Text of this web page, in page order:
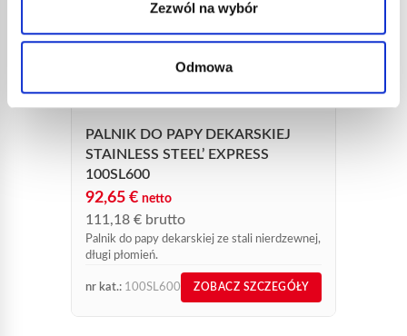
Zezwól na wybór
Odmowa
PALNIK DO PAPY DEKARSKIEJ
STAINLESS STEEL’ EXPRESS
100SL600
92,65 € netto
111,18 € brutto
Palnik do papy dekarskiej ze stali nierdzewnej,
długi płomień.
nr kat.: 100SL600 ZOBACZ SZCZEGÓŁY